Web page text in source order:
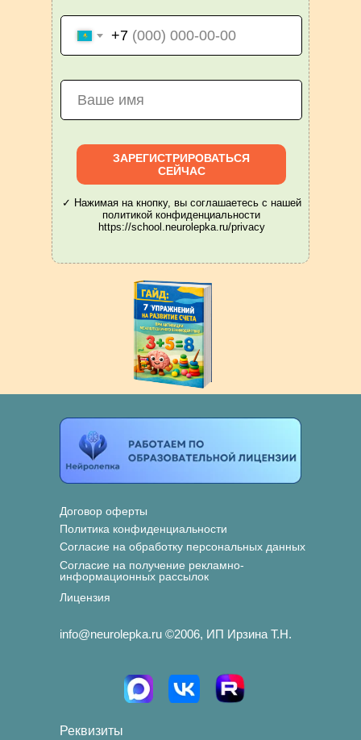
+7
ЗАРЕГИСТРИРОВАТЬСЯ
СЕЙЧАС
✓ Нажимая на кнопку, вы соглашаетесь с нашей
политикой конфиденциальности
https://school.neurolepka.ru/privacy
Договор оферты
Политика конфиденциальности
Согласие на обработку персональных данных
Согласие на получение рекламно-
информационных рассылок
Реквизиты
info@neurolepka.ru ©2006, ИП Ирзина Т.Н.
Лицензия